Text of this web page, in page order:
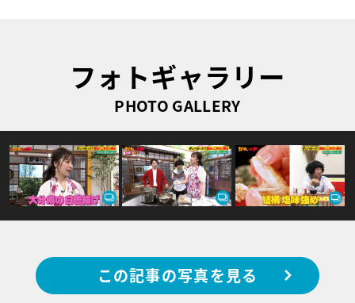
フォトギャラリー
PHOTO GALLERY
この記事の写真を見る